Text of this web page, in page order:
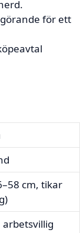
för ett
cm, tikar